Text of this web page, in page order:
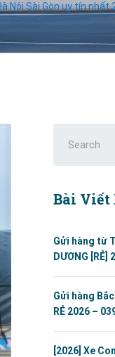
Nội Sài Gòn uy tín nhất
for:
Bài Viết
Gửi hàng từ
DƯƠNG [RẺ]
Gửi hàng
RẺ 2026 –
[2026] Xe